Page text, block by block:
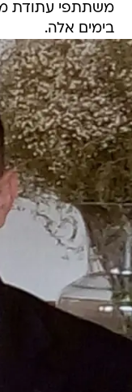
משתתפי עתודת
בימים אלה.